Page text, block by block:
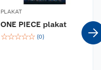
PLAKAT
ONE PIECE plakat
☆☆☆☆☆ (0)